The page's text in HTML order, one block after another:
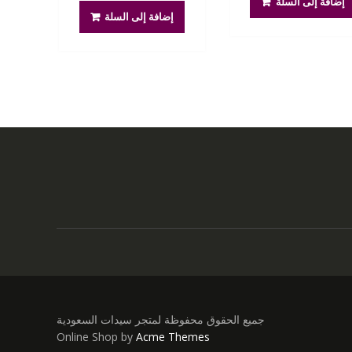
380.00 ر.س.
هو:
400.00 ر.س.
إضافة إلى السلة
جميع الحقوق محفوظة لمتجر سيدات السعودية
Online Shop by Acme Themes